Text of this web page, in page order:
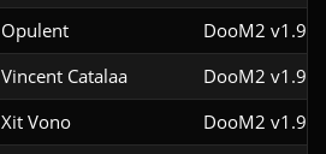
Opulent
DooM2 v1.9f
Vincent Catalaa
DooM2 v1.9f
Xit Vono
DooM2 v1.9f